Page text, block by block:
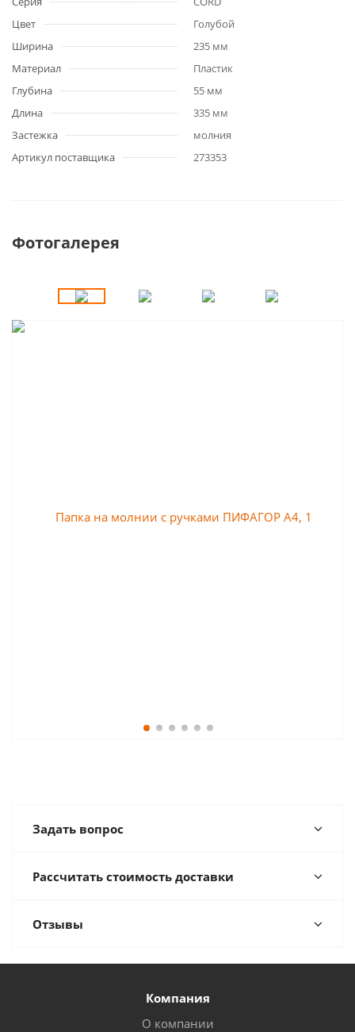
Цвет
Голубой
Ширина
235 мм
Материал
Пластик
Глубина
55 мм
Длина
335 мм
Застежка
молния
Артикул поставщика
273353
Фотогалерея
Задать вопрос
Рассчитать стоимость доставки
Отзывы
Компания
О компании